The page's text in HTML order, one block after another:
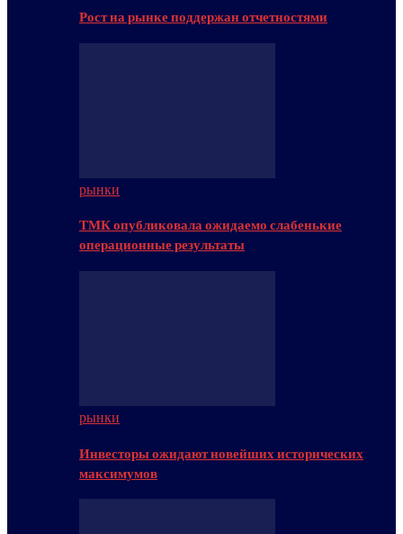
Рост на рынке поддержан отчетностями
рынки
ТМК опубликовала ожидаемо слабенькие
операционные результаты
рынки
Инвесторы ожидают новейших исторических
максимумов